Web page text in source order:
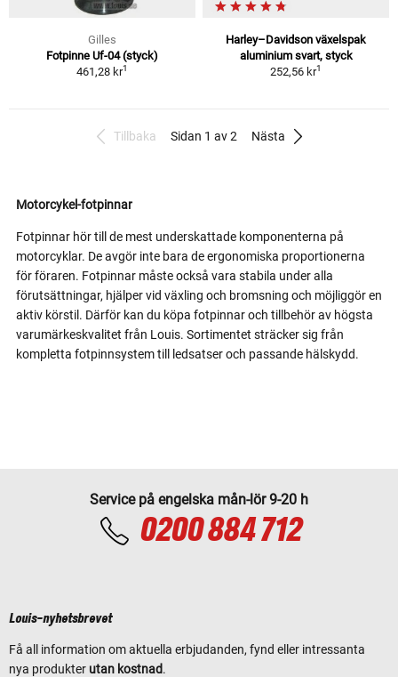
Gilles
Fotpinne Uf-04 (styck)
461,28 kr1
Harley–Davidson växelspak
aluminium svart, styck
252,56 kr1
Tillbaka Sidan 1 av 2 Nästa
Motorcykel-fotpinnar
Fotpinnar hör till de mest underskattade komponenterna på
motorcyklar. De avgör inte bara de ergonomiska proportionerna
för föraren. Fotpinnar måste också vara stabila under alla
förutsättningar, hjälper vid växling och bromsning och möjliggör en
aktiv körstil. Därför kan du köpa fotpinnar och tillbehör av högsta
varumärkeskvalitet från Louis. Sortimentet sträcker sig från
kompletta fotpinnsystem till ledsatser och passande hälskydd.
Service på engelska mån-lör 9-20 h
0200 884 712
Louis-nyhetsbrevet
Få all information om aktuella erbjudanden, fynd eller intressanta
nya produkter utan kostnad.